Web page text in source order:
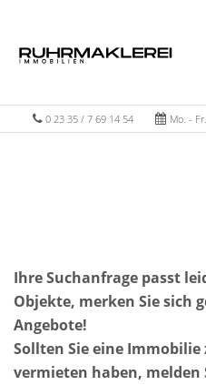
0 23 35 / 7 69 14 54 Mo. -
Ihre Suchanfrage passt
Objekte, merken Sie sich
Angebote!
Sollten Sie eine
vermieten haben, melden